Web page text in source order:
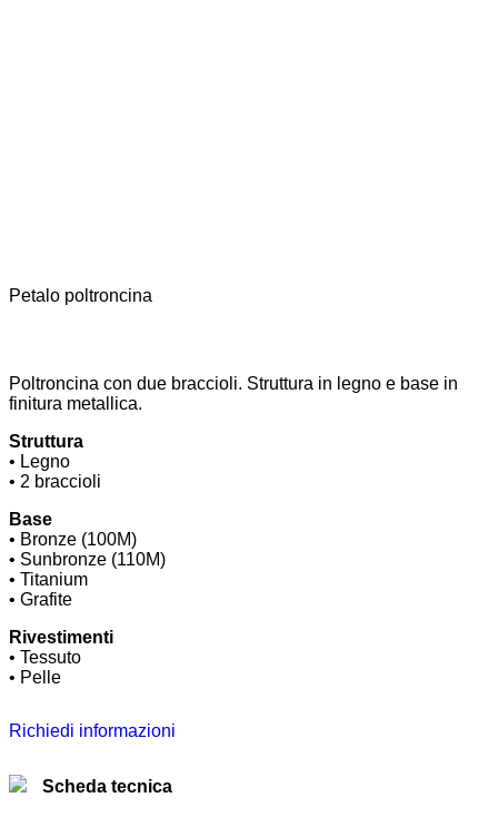
Petalo poltroncina
Poltroncina con due braccioli. Struttura in legno e base in
finitura metallica.
Struttura
• Legno
• 2 braccioli
Base
• Bronze (100M)
• Sunbronze (110M)
• Titanium
• Grafite
Rivestimenti
• Tessuto
• Pelle
Richiedi informazioni
Scheda tecnica